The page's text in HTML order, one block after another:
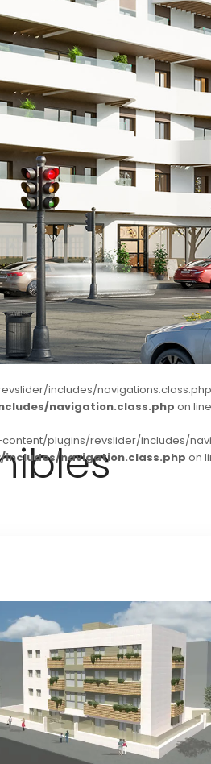
includes/
navigation.class.php on line
plugins/revslider/includes/
navigation.class.php on